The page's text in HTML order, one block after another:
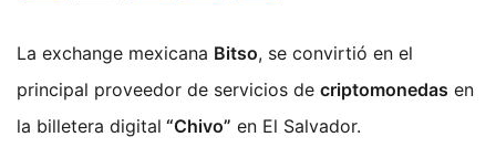
La exchange mexicana Bitso, se convirtió en el
principal proveedor de servicios de criptomonedas en
la billetera digital “Chivo” en El Salvador.